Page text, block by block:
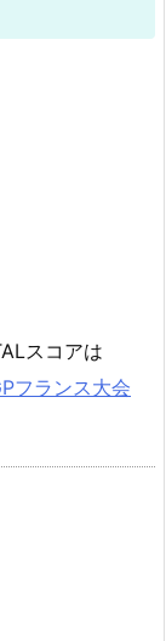
スコアは
フランス大会